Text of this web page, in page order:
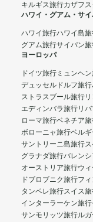
キルギス旅行カザフ
ハワイ・グアム・サ
ハワイ旅行ハワイ島
グアム旅行サイパン
ヨーロッパ
ドイツ旅行 ミュンヘ
デュッセルドルフ旅行
ストラスブール旅行
エディンバラ旅行リ
ローマ旅行ベネチア
ボローニャ旅行ベル
サントリーニ島旅行
グラナダ旅行バレン
オーストリア旅行ウ
ドブロブニク旅行フ
タンペレ旅行スイス
インターラーケン旅行
サンモリッツ旅行ル